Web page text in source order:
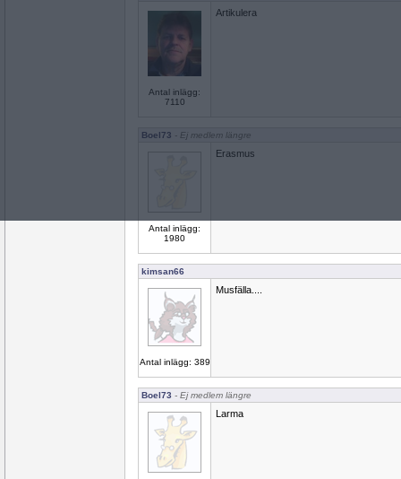
Antal inlägg:
7110
Artikulera
Boel73 - Ej medlem längre
Antal inlägg:
1980
Erasmus
kimsan66
Antal inlägg: 389
Musfälla....
Boel73 - Ej medlem längre
Larma